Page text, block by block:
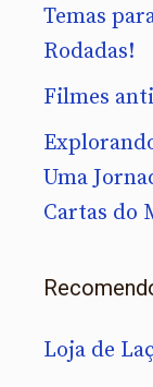
Temas
Rodadas!
Filmes
Uma
Cartas do
Loja de